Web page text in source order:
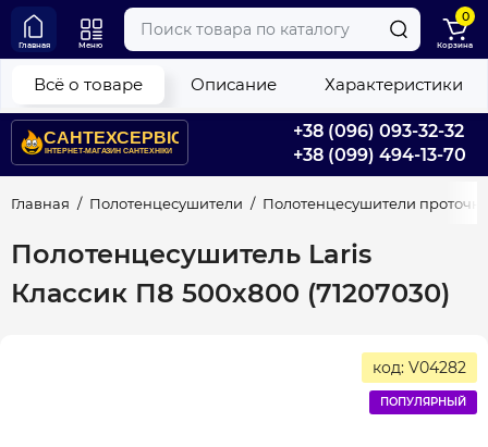
+38 (096) 093-32-32
+38 (099) 494-13-70
Главная Меню
0
Корзина
Главная Полотенцесушители Полотенцесушители
Полотенцесушитель Laris
Классик П8 500х800 (71207030)
Всё о товаре Описание Характеристики
код: V04282
ПОПУЛЯРНЫЙ